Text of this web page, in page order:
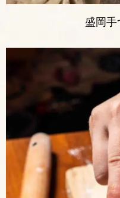
盛岡手